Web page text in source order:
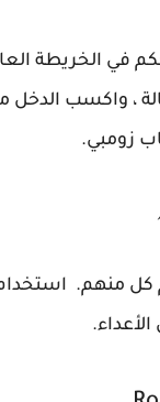
في الخريطة
، واكسب الدخل
زومبي.
كل منهم.